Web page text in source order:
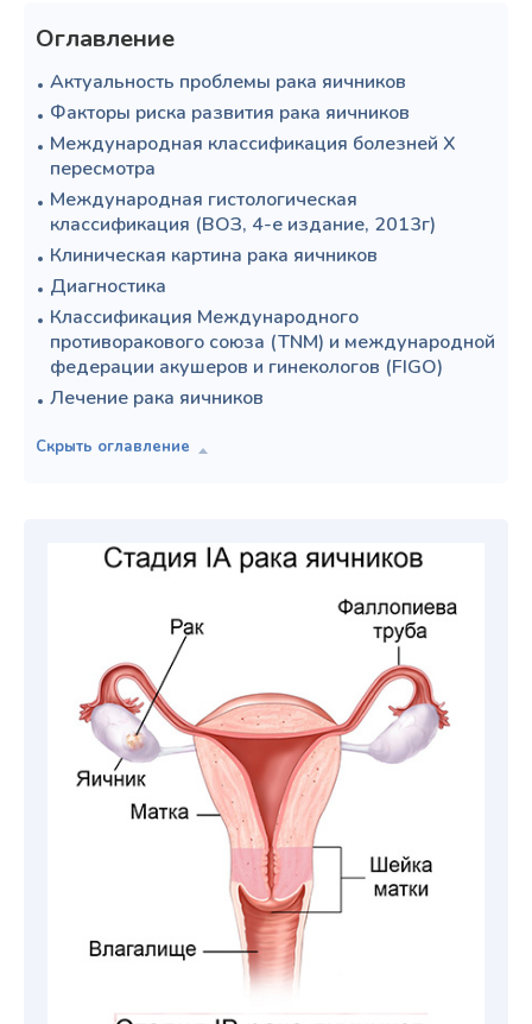
Оглавление
Актуальность проблемы рака яичников
Факторы риска развития рака яичников
Международная классификация болезней Х
пересмотра
Международная гистологическая
классификация (ВОЗ, 4-е издание, 2013г)
Клиническая картина рака яичников
Диагностика
Классификация Международного
противоракового союза (TNM) и международной
федерации акушеров и гинекологов (FIGO)
Лечение рака яичников